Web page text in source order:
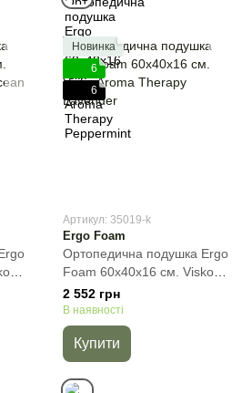
Новинка
6
6
Артикул: 35019-k
Ergo Foam
Ортопедична подушка Ergo
Foam 60x40x16 см. Visko
Aroma Therapy Lavender,
Фіолетовий, 60x40x16 см
2 552 грн
В наявності
Купити